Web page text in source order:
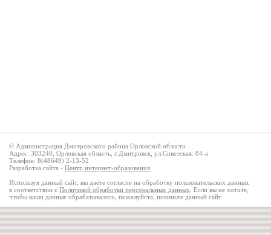
© Администрация Дмитровского района Орловской области
Адрес: 303240, Орловская область, г.Дмитровск, ул.Советская. 84-а
Телефон: 8(48649) 2-13-52
Разработка сайта - Центр интернет-образования
Используя данный сайт, вы даёте согласие на обработку пользовательских данных
в соответствии с Политикой обработки персональных данных . Если вы не хотите,
чтобы ваши данные обрабатывались, пожалуйста, покиньте данный сайт.